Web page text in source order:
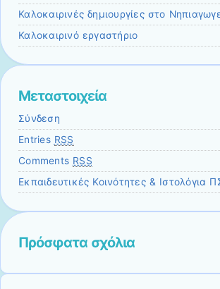
Καλοκαιρινές δημιουργίες στο
Καλοκαιρινό εργαστήριο
Μεταστοιχεία
Σύνδεση
Entries RSS
Comments RSS
Εκπαιδευτικές Κοινότητες & Ιστολόγια
Πρόσφατα σχόλια